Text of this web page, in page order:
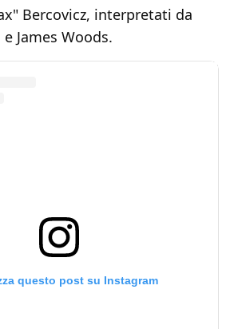
Bercovicz, interpretati da
James Woods.
questo post su Instagram